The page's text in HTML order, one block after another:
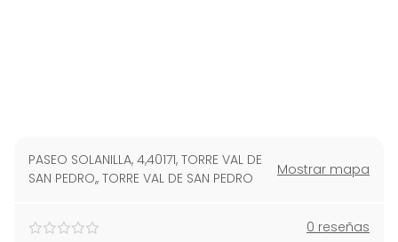
PASEO SOLANILLA, 4,40171, TORRE VAL DE
SAN PEDRO,, TORRE VAL DE SAN PEDRO
Mostrar mapa
0 reseñas